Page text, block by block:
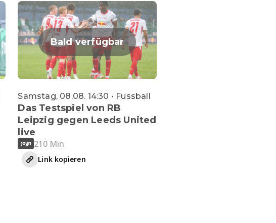
Bald verfügbar
Samstag, 08.08. 14:30 • Fussball
Das Testspiel von RB
Leipzig gegen Leeds United
live
210 Min
Link kopieren